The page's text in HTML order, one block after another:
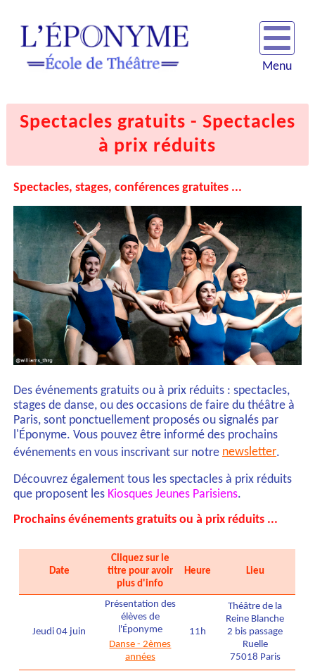
Menu
Spectacles gratuits - Spectacles
à prix réduits
Spectacles, stages, conférences gratuites ...
Des événements gratuits ou à prix réduits : spectacles,
stages de danse, ou des occasions de faire du théâtre à
Paris, sont ponctuellement proposés ou signalés par
l'Éponyme. Vous pouvez être informé des prochains
événements en vous inscrivant sur notre newsletter.
Découvrez également tous les spectacles à prix réduits
que proposent les Kiosques Jeunes Parisiens.
Prochains événements gratuits ou à prix réduits ...
Date
Cliquez sur le
titre pour avoir
plus d'info
Heure Lieu
Jeudi 04 juin
Présentation des
élèves de
l'Éponyme
Danse - 2èmes
années
11h
Théâtre de la
Reine Blanche
2 bis passage
Ruelle
75018 Paris